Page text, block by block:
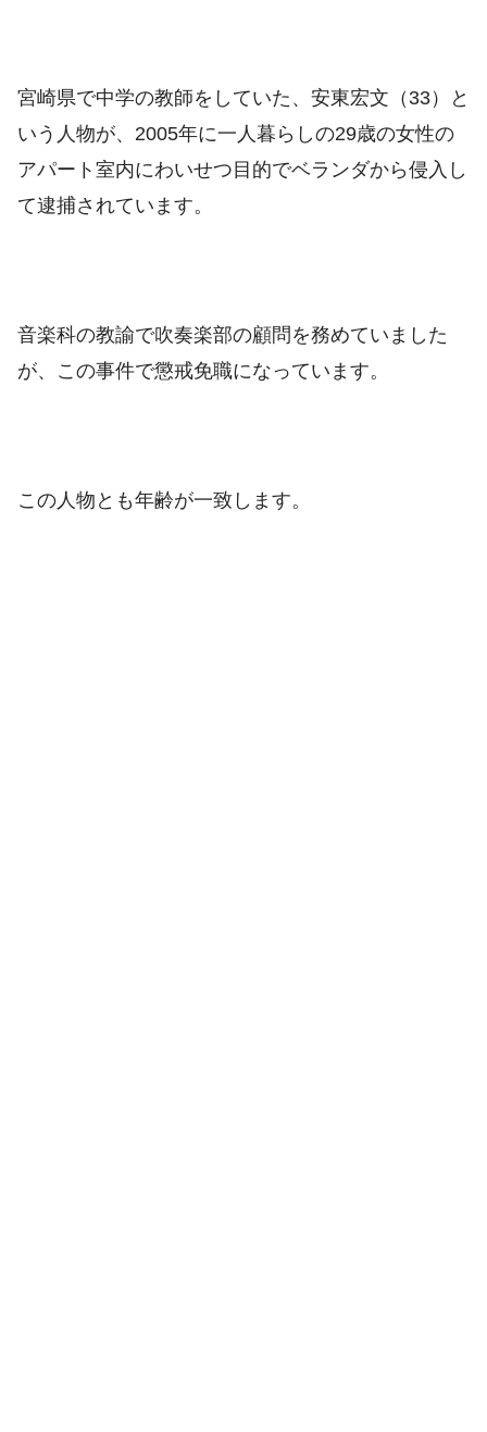
宮崎県で中学の教師をしていた、安東宏文（33）と
いう人物が、2005年に一人暮らしの29歳の女性の
アパート室内にわいせつ目的でベランダから侵入し
て逮捕されています。
音楽科の教諭で吹奏楽部の顧問を務めていました
が、この事件で懲戒免職になっています。
この人物とも年齢が一致します。